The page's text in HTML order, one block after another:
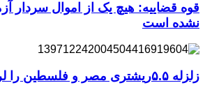
قوه قضاییه: هیچ یک از اموال سردار
نشده است
زلزله ۵.۵ریشتری مصر و فلسطین را لرزاند